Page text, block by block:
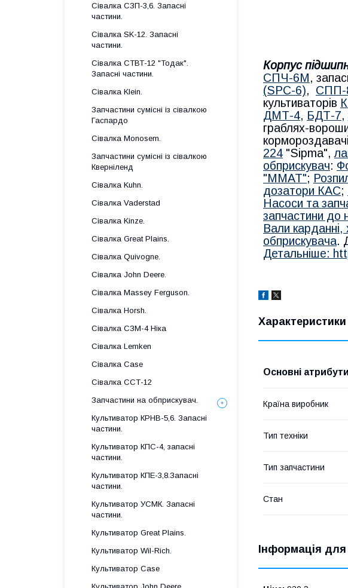
Корпус
СПЧ-6М,
(SPС-6), СПП-
культиваторів
ДМТ-4, БДТ-7,
граблях-
224 "Sipma",
обприскувач:
"MMAT";
дозатори КАС;
Насоси та
запчастини до
Вали карданні,
обприскувача.
Детальніше:
Характеристики
Основні атрибути
Країна виробник
Тип техніки
Тип запчастини
Стан
Інформація
Сівалка СЗП-3,6. Запасні
частини.
Сівалка SK-12. Запасні
частини.
Сівалка СТВТ-12 "Тодак".
Запасні частини.
Сівалка Klein.
Запчастини сумісні із сівалкою
Гаспардo
Сівалка Monosem.
Запчастини сумісні із сівалкою
Кверніленд
Сівалка Kuhn.
Сівалка Vaderstad
Сівалка Kinze.
Сівалка Great Plains.
Сівалка Quivogne.
Сівалка John Deere.
Сівалка Massey Ferguson.
Сівалка Horsh.
Сівалка СЗМ-4 Ніка
Сівалка Lemken
Сівалка Case
Сівалка ССТ-12
Запчастини на обприскувач.
Культиватор КРНВ-5,6. Запасні
частини.
Культиватор КПС-4, запасні
частини.
Культиватор КПЕ-3,8.Запасні
частини.
Культиватор УСМК. Запасні
частини.
Культиватор Great Plains.
Культиватор Wil-Rich.
Культиватор Case